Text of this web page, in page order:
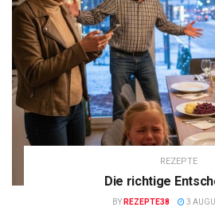
REZEPTE
Die richtige
BY REZEPTE38 3